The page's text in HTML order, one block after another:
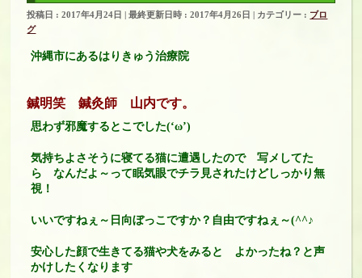
投稿日 : 2017年4月24日 最終更新日時 : 2017年4月26日 カテゴリー : ブロ
グ
沖縄市にあるはりきゅう治療院
鍼明笑 鍼灸師 山内です。
思わず邪魔するとこでした(‘ω’)
気持ちよさそうに寝てる猫に遭遇したので 写メしてた
ら なんだよ～って眠気眼でチラ見されたけどしっかり無
視！
いいですねぇ～日向ぼっこですか？自由ですねぇ～(^^♪
安心した顔で生きてる猫や犬をみると よかったね？と声
かけしたくなります